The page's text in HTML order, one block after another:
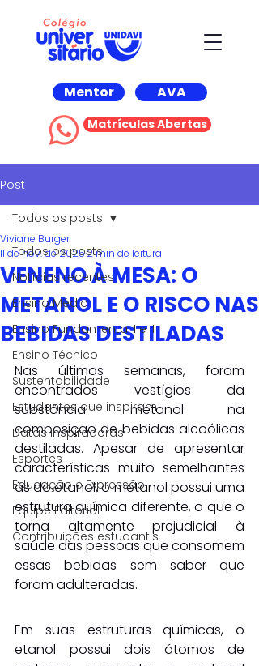
Mentor AVA
Matrículas Abertas
Post
Todos os posts
Notícias recentes
Ensino Médio
Ensino Fundamental I e II
Ensino Técnico
Sustentabilidade
Estudantes que inspiram
Datas Inspiradoras
Esportes
Educação e Expressão
Equipe Editorial
Contribuições estudantis
Todos os posts
VENENO À MESA: O
METANOL E O RISCO NAS
BEBIDAS DESTILADAS
Viviane Burger
11 de nov. de 20252 min de leitura
Nas últimas semanas, foram
encontrados vestígios da
substância metanol na
composição de bebidas alcoólicas
destiladas. Apesar de apresentar
características muito semelhantes
às do etanol, o metanol possui uma
estrutura química diferente, o que o
torna altamente prejudicial à
saúde das pessoas que consomem
essas bebidas sem saber que
foram adulteradas.
Em suas estruturas químicas, o
etanol possui dois átomos de